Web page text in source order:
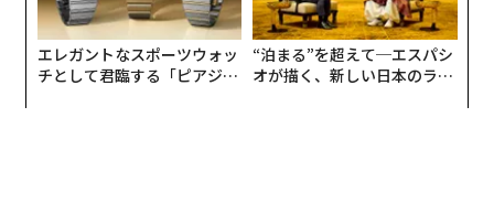
エレガントなスポーツウォッ
チとして君臨する「ピアジ
“泊まる”を超えて─エスパシ
オが描く、新しい日本のラグ